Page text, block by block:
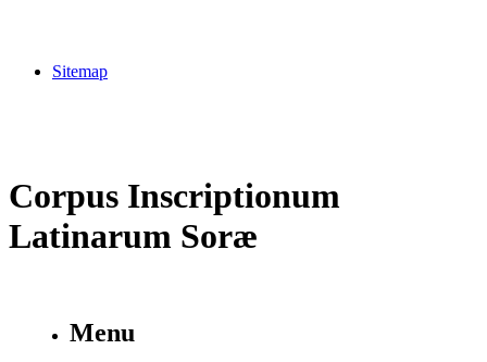
Sitemap
Corpus Inscriptionum
Latinarum Soræ
Menu